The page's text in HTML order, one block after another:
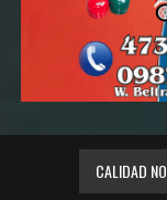
CALIDAD